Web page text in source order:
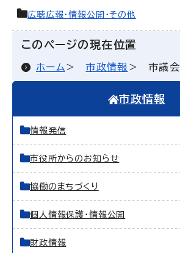
広聴広報・情報公開・その他
このページの現在位置
ホーム 市政情報 市議会
市政情報
情報発信
市役所からのお知らせ
協働のまちづくり
個人情報保護・情報公開
財政情報